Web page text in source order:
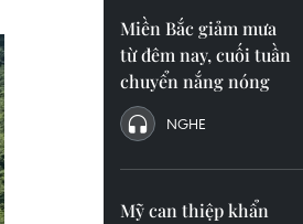
Miền Bắc giảm mưa
từ đêm nay, cuối tuần
chuyển nắng nóng
NGHE
Mỹ can thiệp khẩn